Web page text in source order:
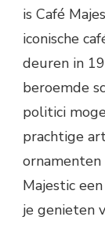
is Café
iconische
deuren in
beroemde
politici
prachtige
Majestic
je genieten